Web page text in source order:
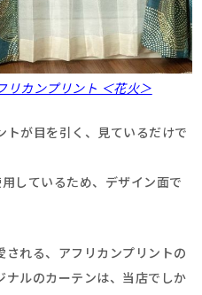
リカンプリント ＜花火＞
トが目を引く、見ているだけで
しているため、デザイン面で
される、アフリカンプリントの
ナルのカーテンは、当店でしか